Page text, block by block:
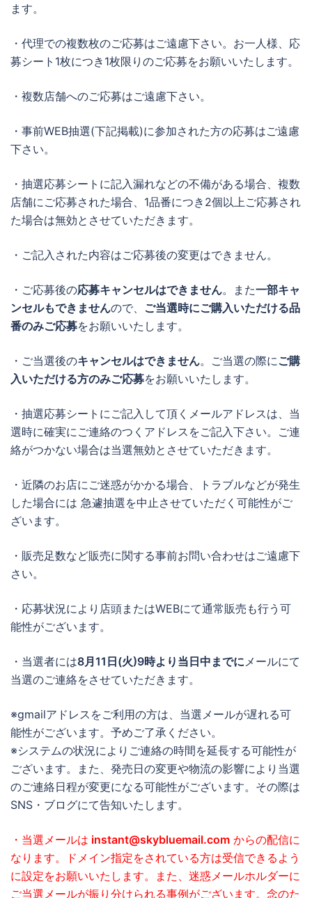
ます。
・代理での複数枚のご応募はご遠慮下さい。お一人様、応
募シート1枚につき1枚限りのご応募をお願いいたします。
・複数店舗へのご応募はご遠慮下さい。
・事前WEB抽選(下記掲載)に参加された方の応募はご遠慮
下さい。
・抽選応募シートに記入漏れなどの不備がある場合、複数
店舗にご応募された場合、1品番につき2個以上ご応募され
た場合は無効とさせていただきます。
・ご記入された内容はご応募後の変更はできません。
・ご応募後の応募キャンセルはできません。また一部キャ
ンセルもできませんので、 ご当選時にご購入いただける品
番のみご応募をお願いいたします。
・ご当選後のキャンセルはできません。ご当選の際にご購
入いただける方のみご応募をお願いいたします。
・抽選応募シートにご記入して頂くメールアドレスは、当
選時に確実にご連絡のつくアドレスをご記入下さい。ご連
絡がつかない場合は当選無効とさせていただきます。
・近隣のお店にご迷惑がかかる場合、トラブルなどが発生
した場合には 急遽抽選を中止させていただく可能性がご
ざいます。
・販売足数など販売に関する事前お問い合わせはご遠慮下
さい。
・応募状況により店頭またはWEBにて通常販売も行う可
能性がございます。
・当選者には8月11日(火)9時より当日中までにメールにて
当選のご連絡をさせていただきます。
※gmailアドレスをご利用の方は、当選メールが遅れる可
能性がございます。予めご了承ください。
※システムの状況によりご連絡の時間を延長する可能性が
ございます。また、発売日の変更や物流の影響により当選
のご連絡日程が変更になる可能性がございます。その際は
SNS・ブログにて告知いたします。
・当選メールは instant@skybluemail.com からの配信に
なります。ドメイン指定をされている方は受信できるよう
に設定をお願いいたします。また、迷惑メールホルダーに
ご当選メールが振り分けられる事例がございます。念のた